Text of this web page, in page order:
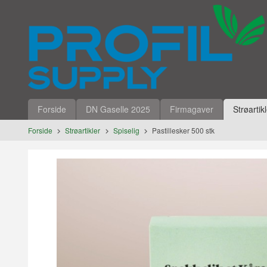
innholdet
Produkter
Forside DN Gaselle 2025 Firmagaver
Forside Strøartikler Spiselig Pastillesker 500 stk